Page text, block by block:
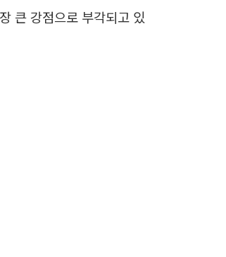
큰 강점으로 부각되고 있